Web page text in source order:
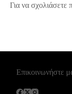
Για να σχολιάσετε
Επικοινωνήστε